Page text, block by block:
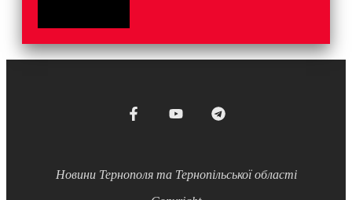
Новини Тернополя та Тернопільської області